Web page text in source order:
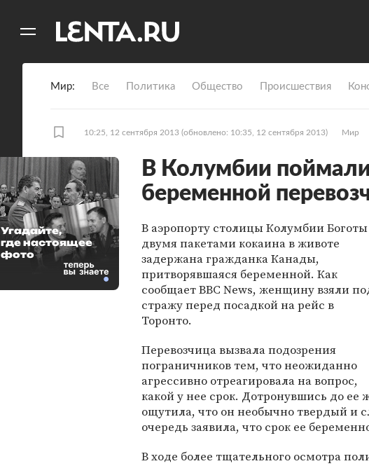
Мир Все Политика Общество Происшествия
10:25, 12 сентября 2013 (обновлено: 10:35, 12 сентября 2013) Мир
В Колумбии
беременной
В аэропорту столицы Колумбии Боготы
двумя пакетами кокаина в животе
задержана гражданка Канады,
притворявшаяся беременной. Как
сообщает BBC News, женщину взяли
стражу перед посадкой на рейс в
Торонто.
Перевозчица вызвала подозрения
пограничников тем, что неожиданно
агрессивно отреагировала на вопрос,
какой у нее срок. Дотронувшись до
ощутила, что он необычно твердый и
очередь заявила, что срок ее
В ходе более тщательного осмотра
Угадайте,
где настоящее
фото